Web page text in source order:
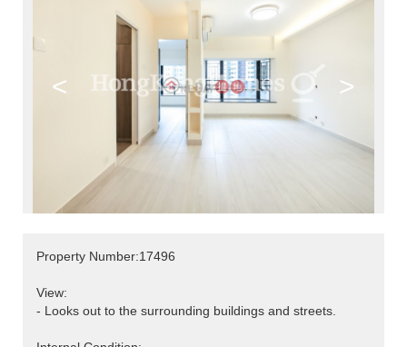
< >
Property Number:17496
View:
- Looks out to the surrounding buildings and streets.